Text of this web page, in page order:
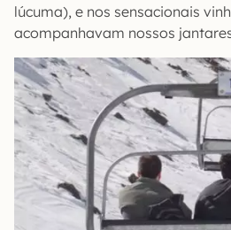
lúcuma), e nos sensacionais
acompanhavam nossos